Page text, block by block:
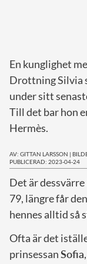
En kunglighet
Drottning Silvia
under sitt
Till det bar hon
Hermès.
AV: GITTAN LARSSON |
PUBLICERAD: 2023-04-24
Det är
79, längre får
hennes alltid så
Ofta är det
prinsessanSofia